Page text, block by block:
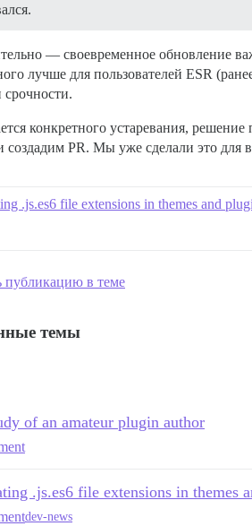
— своевременное обновление
лучше для пользователей ESR
срочности.
конкретного устаревания,
создадим PR. Мы уже сделали это для
.js.es6 file extensions in themes and
публикацию в теме
темы
of an amateur plugin author
.js.es6 file extensions in themes
dev-news